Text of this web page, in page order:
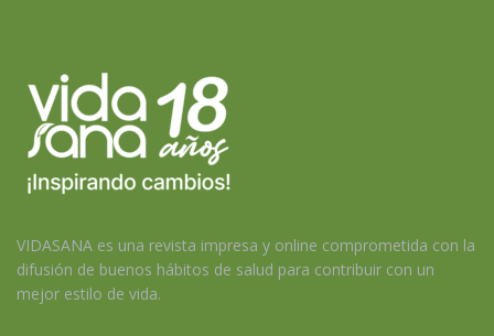
VIDASANA es una revista impresa y online comprometida con la
difusión de buenos hábitos de salud para contribuir con un
mejor estilo de vida.